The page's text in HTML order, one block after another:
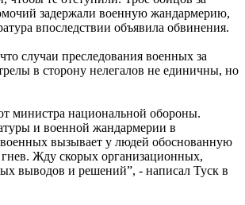
задержали военную жандармерию,
впоследствии объявила обвинения.
случаи преследования военных за
в сторону нелегалов не единичны, но
министра национальной обороны.
и военной жандармерии в
вызывает у людей обоснованную
гнев. Жду скорых организационных,
выводов и решений”, - написал Туск в